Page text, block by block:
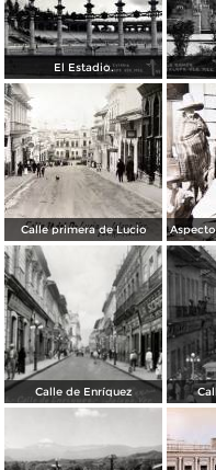
El Estadio.
Calle primera de Lucio
Calle de Enríquez